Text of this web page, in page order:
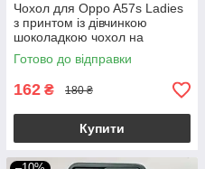
Чохол для Oppo A57s Ladies
з принтом із дівчинкою
шоколадкою чохол на
телефон оппо а57с білий
Готово до відправки
162 ₴ 180 ₴
Купити